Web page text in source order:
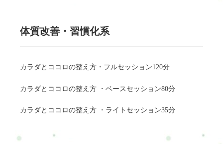
体質改善・習慣化系
カラダとココロの整え方・フルセッション120分
カラダとココロの整え方 ・ベースセッション80分
カラダとココロの整え方 ・ライトセッション35分